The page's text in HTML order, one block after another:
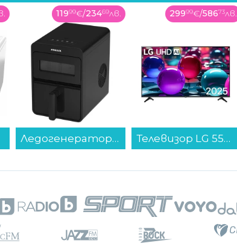
вече са ги харесали, за
запознанства Bumble има
да се споделят с
11999€/23469лв.
Ледогенератор Finlux FICM-1225B...
29999€/58673лв.
Телевизор LG 55UA73003LA , 139 см, 3840x2160 UHD-4K , 55 inch, LED , Smart TV , Web Os...